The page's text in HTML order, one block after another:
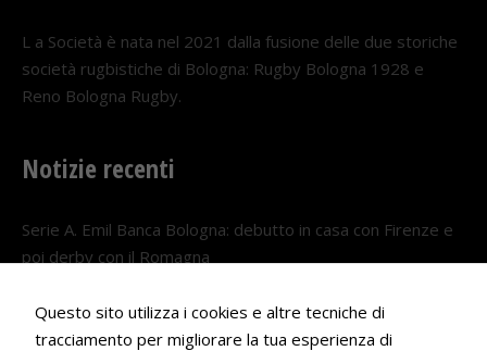
L a Società è nata nel 2021 dalla fusione delle due storiche
società rugbistiche di Bologna: Rugby Bologna 1928 e
Reno Bologna Rugby.
Notizie recenti
Serie A. Emil Banca Bologna: debutto in casa con Firenze e
poi derby con il Romagna
Serie A. Il Bologna nel girone veneto
Questo sito utilizza i cookies e altre tecniche di
tracciamento per migliorare la tua esperienza di